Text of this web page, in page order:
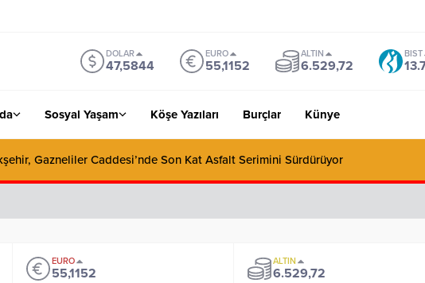
DOLAR
47,5844
EURO
55,1152
ALTIN
6.529,72
BIST
Sosyal Yaşam Köşe Yazıları Burçlar Künye
Gazneliler Caddesi’nde Son Kat Asfalt Serimini Sürdürüyor
EURO
55,1152
ALTIN
6.529,72